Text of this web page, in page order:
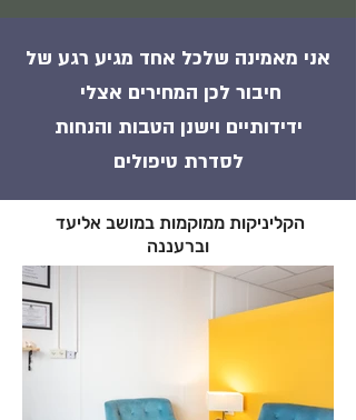
אני מאמינה שלכל אחד מגיע רגע של
חיבור לכן המחירים אצלי
ידידותיים וישנן הטבות והנחות
לסדרת טיפולים
הקליניקות ממוקמות במושב אליעד
וברעננה